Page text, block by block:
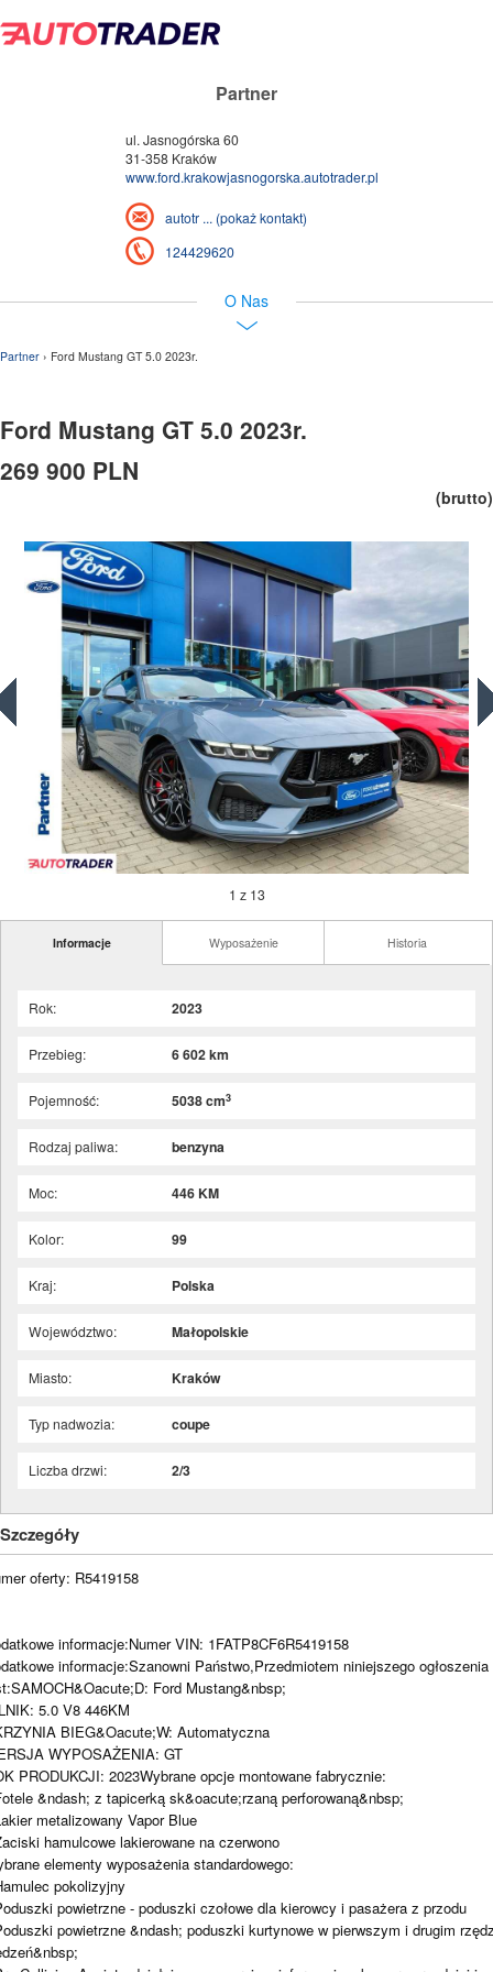
Partner
ul. Jasnogórska 60
31-358 Kraków
www.ford.krakowjasnogorska.autotrader.pl
autotr ... (pokaż kontakt)
124429620
O Nas
Partner › Ford Mustang GT 5.0 2023r.
Ford Mustang GT 5.0 2023r.
269 900 PLN
(brutto)
1 z 13
Informacje Wyposażenie Historia
Rok: 2023
Przebieg: 6 602 km
Pojemność: 5038 cm3
Rodzaj paliwa: benzyna
Moc: 446 KM
Kolor: 99
Kraj: Polska
Województwo: Małopolskie
Miasto: Kraków
Typ nadwozia: coupe
Liczba drzwi: 2/3
Szczegóły
oferty: R5419158
informacje:Numer VIN: 1FATP8CF6R5419158
informacje:Szanowni Państwo,Przedmiotem niniejszego ogłoszenia
Ford Mustang&nbsp;
5.0 V8 446KM
BIEG&Oacute;W: Automatyczna
WYPOSAŻENIA: GT
PRODUKCJI: 2023Wybrane opcje montowane fabrycznie:
&ndash; z tapicerką sk&oacute;rzaną perforowaną&nbsp;
metalizowany Vapor Blue
hamulcowe lakierowane na czerwono
elementy wyposażenia standardowego:
pokolizyjny
powietrzne - poduszki czołowe dla kierowcy i pasażera z przodu
powietrzne &ndash; poduszki kurtynowe w pierwszym i drugim